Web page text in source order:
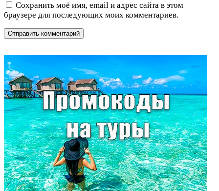
Сохранить моё имя, email и адрес сайта в этом
браузере для последующих моих комментариев.